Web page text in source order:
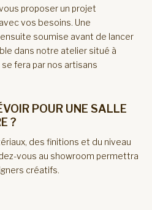
proposer un projet
vos besoins. Une
soumise avant de lancer
dans notre atelier situé à
se fera par nos artisans
POUR UNE SALLE
?
des finitions et du niveau
vous au showroom permettra
créatifs.